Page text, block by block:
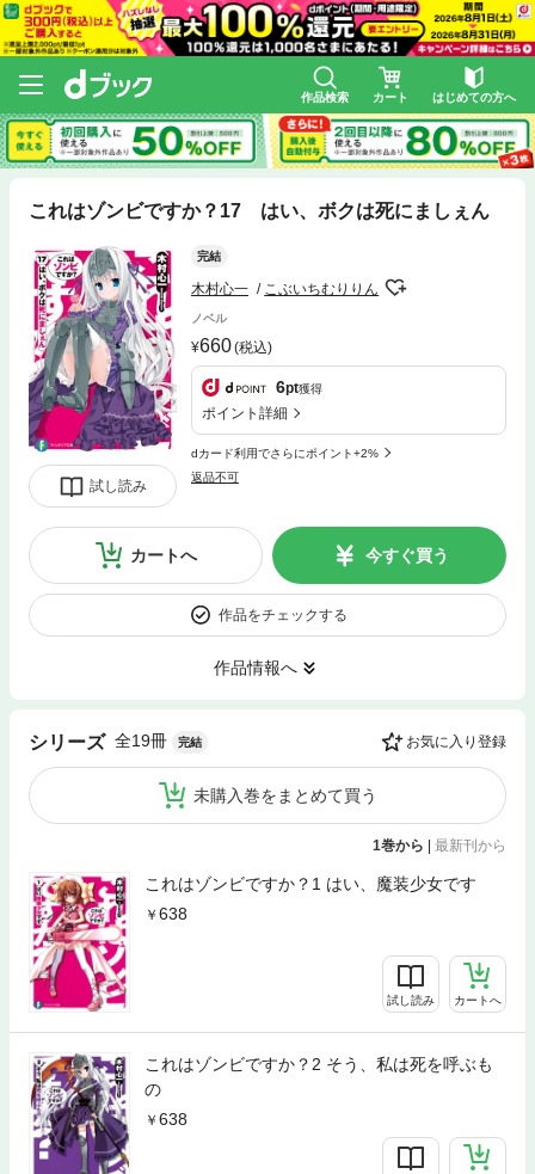
作品検索 カート はじめての方へ
これはゾンビですか？17 はい、ボクは死にましぇん
試し読み
完結
木村心一 こぶいちむりりん
ノベル
660(税込)
6pt獲得
ポイント詳細
dカード利用でさらにポイント+2%
返品不可
カートへ 今すぐ買う
作品をチェックする
作品情報へ
シリーズ 全19冊 完結 お気に入り登録
未購入巻をまとめて買う
1巻から | 最新刊から
これはゾンビですか？1 はい、魔装少女です
638
試し読み カートへ
これはゾンビですか？2 そう、私は死を呼ぶも
の
638